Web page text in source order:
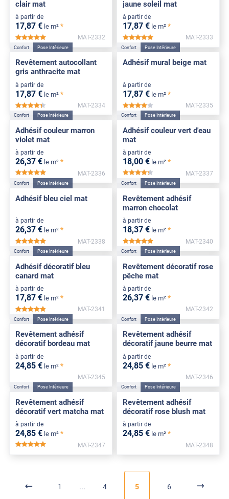
clair mat
à partir de
17,87 € le m² *
*****
MAT-2332
jaune soleil mat
à partir de
17,87 € le m² *
MAT-2333
Confort Pose Intérieure
Revêtement autocollant
gris anthracite mat
à partir de
17,87 € le m² *
*****
MAT-2334
Confort Pose Intérieure
Adhésif mural beige mat
à partir de
17,87 € le m² *
*****
MAT-2335
Confort Pose Intérieure
Adhésif couleur marron
violet mat
à partir de
26,37 € le m² *
MAT-2336
Confort Pose Intérieure
Adhésif couleur vert d'eau
mat
à partir de
18,00 € le m² *
*****
MAT-2337
Confort Pose Intérieure
Adhésif bleu ciel mat
à partir de
26,37 € le m² *
*****
MAT-2338
Confort Pose Intérieure
Revêtement adhésif
marron chocolat
à partir de
18,37 € le m² *
MAT-2340
Confort Pose Intérieure
Adhésif décoratif bleu
canard mat
à partir de
17,87 € le m² *
*****
MAT-2341
Confort Pose Intérieure
Revêtement décoratif rose
pêche mat
à partir de
26,37 € le m² *
MAT-2342
Confort Pose Intérieure
Revêtement adhésif
décoratif bordeau mat
à partir de
24,85 € le m² *
MAT-2345
Confort Pose Intérieure
Revêtement adhésif
décoratif jaune beurre mat
à partir de
24,85 € le m² *
MAT-2346
Confort Pose Intérieure
Revêtement adhésif
décoratif vert matcha mat
à partir de
24,85 € le m² *
MAT-2347
Confort Pose Intérieure
Revêtement adhésif
décoratif rose blush mat
à partir de
24,85 € le m² *
MAT-2348
1 4 5 6